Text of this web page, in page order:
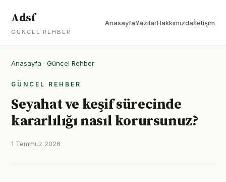
Adsf
GÜNCEL REHBER
AnasayfaYazılarHakkımızdaİletişim
Anasayfa · Güncel Rehber
GÜNCEL REHBER
Seyahat ve keşif sürecinde
kararlılığı nasıl korursunuz?
1 Temmuz 2026